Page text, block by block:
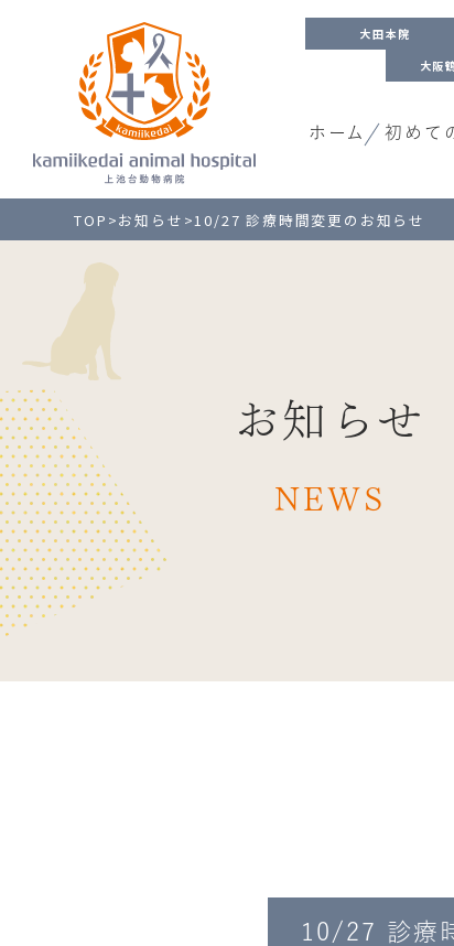
大田本院
大阪
ホーム 初めて
TOP >お知らせ >10/27 診療時間変更のお知らせ
お知らせ
NEWS
10/27 診療